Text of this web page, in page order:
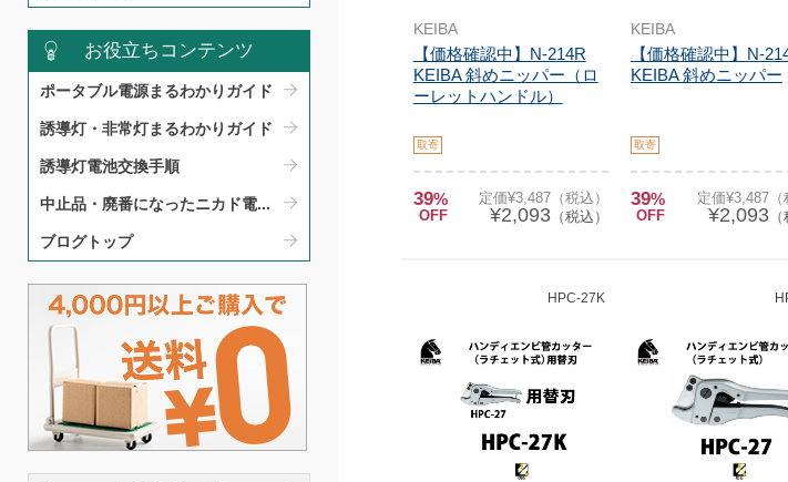
お役立ちコンテンツ
ポータブル電源まるわかりガイド​
誘導灯・非常灯まるわかりガイド​
誘導灯電池交換手順​
中止品・廃番になったニカド電...
ブログトップ
KEIBA
【価格確認中】N-214R
KEIBA 斜めニッパー（ロ
ーレットハンドル）
取寄
39%
OFF
定価¥3,487（税込）
¥2,093 （税込）
KEIBA
【価格確認中】N-
KEIBA 斜めニッパー
取寄
39%
OFF
定価¥3,487（
¥2,093（
HPC-27K